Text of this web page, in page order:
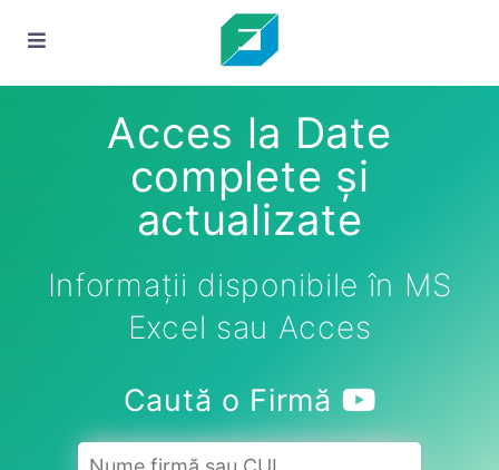
Acces la Date
complete și
actualizate
Informații disponibile în MS
Excel sau Acces
Caută o Firmă